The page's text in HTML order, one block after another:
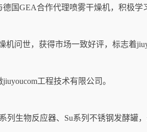
国GEA合作代理喷雾干燥机，积极学
机问世，获得市场一致好评，标志着
工程技术有限公司。
列生物反应器、Su系列不锈钢发酵罐